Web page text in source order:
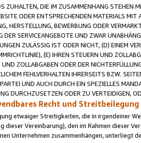
ZUHALTEN, DIE IM ZUSAMMENHANG STEHEN
ODER ENTSPRECHENDEN MATERIALS
HERSTELLUNG, BEWERBUNG ODER
DER SERVICEANGEBOTE UND ZWAR
ZULÄSSIG IST ODER NICHT, (D) EINEM
(E) IHREN STEUERN UND
ZOLLABGABEN ODER DER
FEHLVERHALTEN IHRERSEITS BZW.
UND AUCH DURCH EIN SPEZIELLES
DURCHZUSETZEN ODER ZU VERTEIDIGEN,
Recht und Streitbeilegung
etwaiger Streitigkeiten, die in irgendeiner
dieser Vereinbarung), den im Rahmen dieser
Unternehmen zusammenhängen, unterliegt